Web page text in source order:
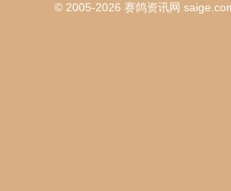
© 2005-2026 赛鸽资讯网